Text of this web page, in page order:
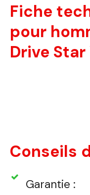
Fiche
pour
Drive Star
Conseils
Garantie :